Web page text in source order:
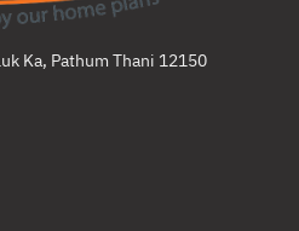
Ka, Pathum Thani 12150